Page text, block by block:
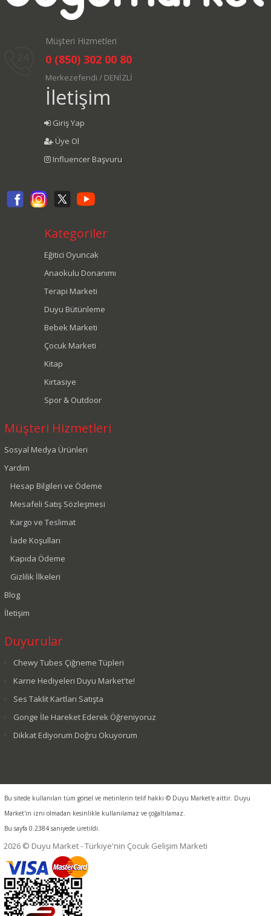
Müşteri Hizmetleri
0 (850) 302 00 80
Merkezefendi / DENİZLİ
İletişim
Giriş Yap
Üye Ol
Influencer Başvuru
Kategoriler
Eğitici Oyuncak
Anaokulu Donanımı
Terapi Marketi
Duyu Bütünleme
Bebek Marketi
Çocuk Marketi
Kitap
Kırtasiye
Spor & Outdoor
Müşteri Hizmetleri
Sosyal Medya Ürünleri
Yardım
Hesap Bilgileri ve Ödeme
Mesafeli Satış Sözleşmesi
Kargo ve Teslimat
İade Koşulları
Kapıda Ödeme
Gizlilik İlkeleri
Blog
İletişim
Duyurular
Chewy Tubes Çiğneme Tüpleri
Karne Hediyeleri Duyu Market'te!
Ses Taklit Kartları Satışta
Gonge İle Hareket Ederek Öğreniyoruz
Dikkat Ediyorum Doğru Okuyorum
Bu sitede kullanılan tüm görsel ve metinlerin telif hakkı © Duyu Market'e aittir. Duyu
Market'in izni olmadan kesinlikle kullanılamaz ve çoğaltılamaz.
Bu sayfa 0.2384 saniyede üretildi.
2026 © Duyu Market - Türkiye'nin Çocuk Gelişim Marketi